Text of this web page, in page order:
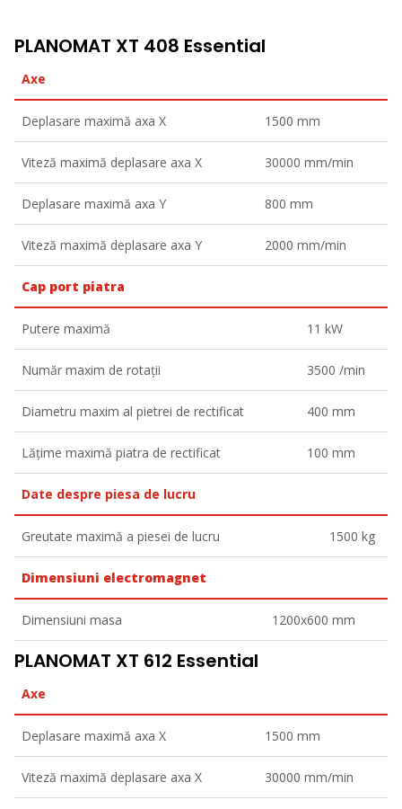
PLANOMAT XT 408 Essential
Axe
Deplasare maximă axa X 1500 mm
Viteză maximă deplasare axa X 30000 mm/min
Deplasare maximă axa Y 800 mm
Viteză maximă deplasare axa Y 2000 mm/min
Cap port piatra
Putere maximă 11 kW
Număr maxim de rotații 3500 /min
Diametru maxim al pietrei de rectificat 400 mm
Lățime maximă piatra de rectificat 100 mm
Date despre piesa de lucru
Greutate maximă a piesei de lucru 1500 kg
Dimensiuni electromagnet
Dimensiuni masa 1200x600 mm
PLANOMAT XT 612 Essential
Axe
Deplasare maximă axa X 1500 mm
Viteză maximă deplasare axa X 30000 mm/min